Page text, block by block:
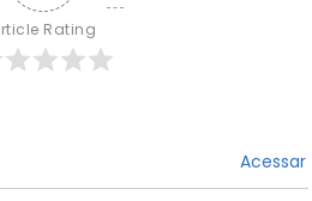
Rating
Acessar